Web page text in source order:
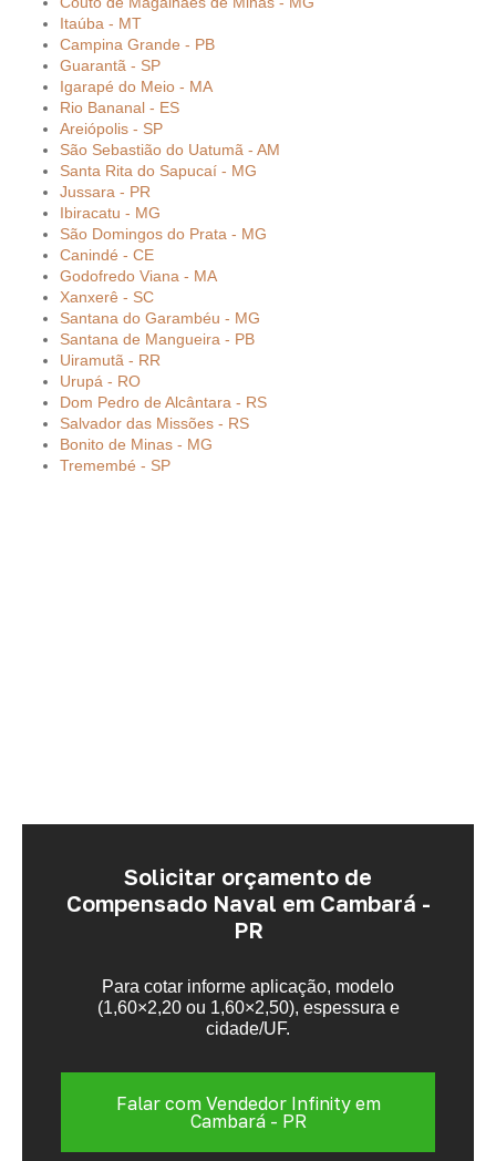
Itaúba - MT
Campina Grande - PB
Guarantã - SP
Igarapé do Meio - MA
Rio Bananal - ES
Areiópolis - SP
São Sebastião do Uatumã - AM
Santa Rita do Sapucaí - MG
Jussara - PR
Ibiracatu - MG
São Domingos do Prata - MG
Canindé - CE
Godofredo Viana - MA
Xanxerê - SC
Santana do Garambéu - MG
Santana de Mangueira - PB
Uiramutã - RR
Urupá - RO
Dom Pedro de Alcântara - RS
Salvador das Missões - RS
Bonito de Minas - MG
Tremembé - SP
Solicitar orçamento de
Compensado Naval em Cambará -
PR
Para cotar informe aplicação, modelo
(1,60×2,20 ou 1,60×2,50), espessura e
cidade/UF.
Falar com Vendedor Infinity em
Cambará - PR